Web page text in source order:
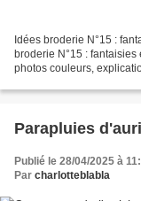
Idées broderie N°15 : fantaisies et
broderie N°15 :
photos couleurs,
Parapluies
Publié le 28/04/2025 à
Par charlotteblabla